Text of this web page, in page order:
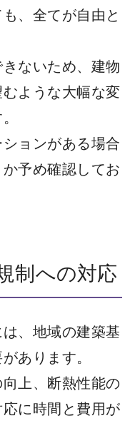
、全てが自由と
ないため、建物
ような大幅な変
ョンがある場合
予め確認してお
制への対応
、地域の建築基
あります。
上、断熱性能の
に時間と費用が